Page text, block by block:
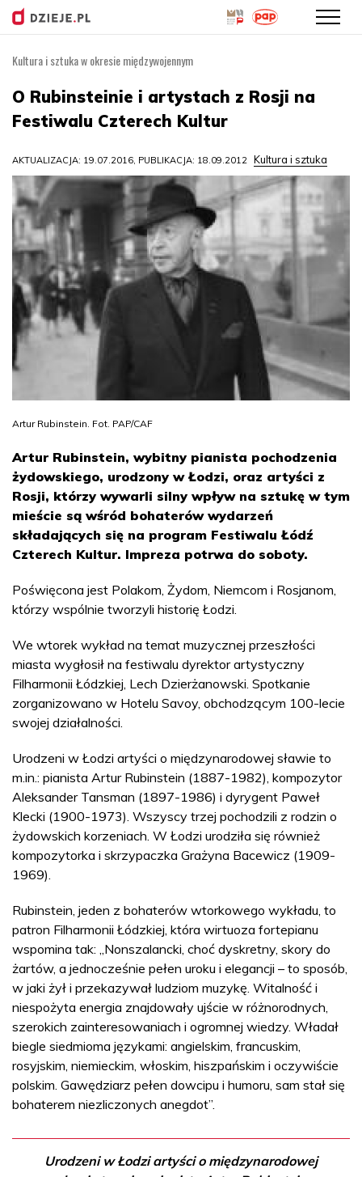
Przejdź
treści
Kultura i sztuka w okresie międzywojennym
O Rubinsteinie i artystach z Rosji na
Festiwalu Czterech Kultur
AKTUALIZACJA: 19.07.2016, PUBLIKACJA: 18.09.2012 Kultura i sztuka
Artur Rubinstein. Fot. PAP/CAF
Artur Rubinstein, wybitny pianista pochodzenia
żydowskiego, urodzony w Łodzi, oraz artyści z
Rosji, którzy wywarli silny wpływ na sztukę w tym
mieście są wśród bohaterów wydarzeń
składających się na program Festiwalu Łódź
Czterech Kultur. Impreza potrwa do soboty.
Poświęcona jest Polakom, Żydom, Niemcom i Rosjanom,
którzy wspólnie tworzyli historię Łodzi.
We wtorek wykład na temat muzycznej przeszłości
miasta wygłosił na festiwalu dyrektor artystyczny
Filharmonii Łódzkiej, Lech Dzierżanowski. Spotkanie
zorganizowano w Hotelu Savoy, obchodzącym 100-lecie
swojej działalności.
Urodzeni w Łodzi artyści o międzynarodowej sławie to
m.in.: pianista Artur Rubinstein (1887-1982), kompozytor
Aleksander Tansman (1897-1986) i dyrygent Paweł
Klecki (1900-1973). Wszyscy trzej pochodzili z rodzin o
żydowskich korzeniach. W Łodzi urodziła się również
kompozytorka i skrzypaczka Grażyna Bacewicz (1909-
1969).
Rubinstein, jeden z bohaterów wtorkowego wykładu, to
patron Filharmonii Łódzkiej, która wirtuoza fortepianu
wspomina tak: „Nonszalancki, choć dyskretny, skory do
żartów, a jednocześnie pełen uroku i elegancji – to sposób,
w jaki żył i przekazywał ludziom muzykę. Witalność i
niespożyta energia znajdowały ujście w różnorodnych,
szerokich zainteresowaniach i ogromnej wiedzy. Władał
biegle siedmioma językami: angielskim, francuskim,
rosyjskim, niemieckim, włoskim, hiszpańskim i oczywiście
polskim. Gawędziarz pełen dowcipu i humoru, sam stał się
bohaterem niezliczonych anegdot”.
Urodzeni w Łodzi artyści o międzynarodowej